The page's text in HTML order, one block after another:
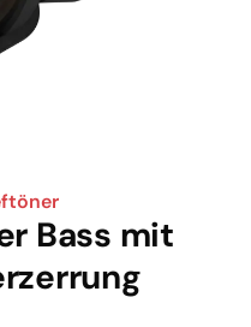
Bass mit